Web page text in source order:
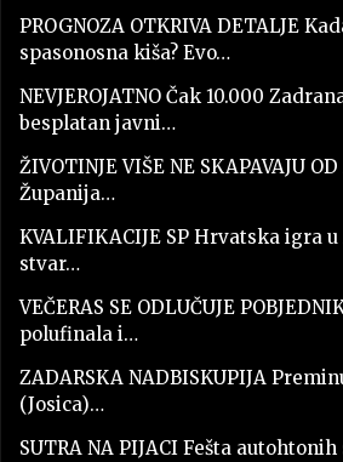
PROGNOZA OTKRIVA DETALJE
spasonosna kiša? Evo…
NEVJEROJATNO Čak 10.000
besplatan javni…
ŽIVOTINJE VIŠE NE SKAPAVAJU
Županija…
KVALIFIKACIJE SP Hrvatska igra
stvar…
VEČERAS SE ODLUČUJE
polufinala i…
ZADARSKA NADBISKUPIJA
(Josica)…
SUTRA NA PIJACI Fešta